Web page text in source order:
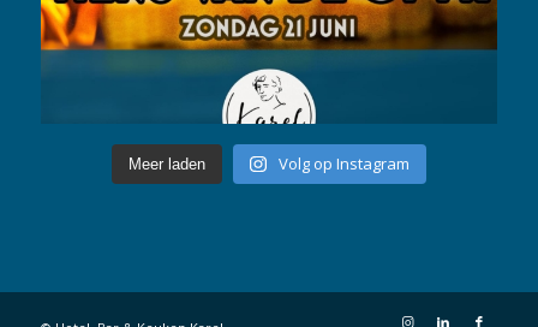
Meer laden Volg op Instagram